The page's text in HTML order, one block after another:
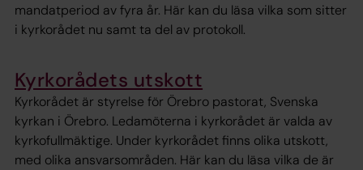
mandatperiod av fyra år. Här kan du läsa vilka som sitter
i kyrkorådet nu samt ta del av protokoll.
Kyrkorådets utskott
Kyrkorådet är styrelse för Örebro pastorat, Svenska
kyrkan i Örebro. Ledamöterna i kyrkorådet är valda av
kyrkofullmäktige. Under kyrkorådet finns olika utskott,
med olika ansvarsområden. Här kan du läsa vilka de är